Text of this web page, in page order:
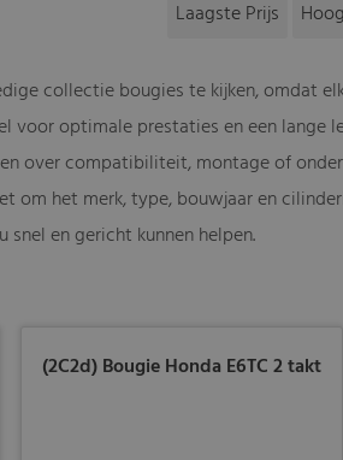
Laagste Prijs
collectie bougies te kijken, omdat
voor optimale prestaties en een lange
over compatibiliteit, montage of
om het merk, type, bouwjaar en
en gericht kunnen helpen.
(2C2d) Bougie Honda E6TC 2 takt